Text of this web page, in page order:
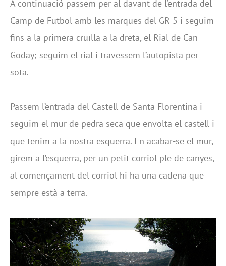
A continuació passem per al davant de l’entrada del
Camp de Futbol amb les marques del GR-5 i seguim
fins a la primera cruïlla a la dreta, el Rial de Can
Goday; seguim el rial i travessem l’autopista per
sota.
Passem l’entrada del Castell de Santa Florentina i
seguim el mur de pedra seca que envolta el castell i
que tenim a la nostra esquerra. En acabar-se el mur,
girem a l’esquerra, per un petit corriol ple de canyes,
al començament del corriol hi ha una cadena que
sempre està a terra.